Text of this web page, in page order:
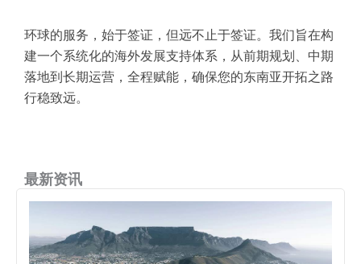
环球的服务，始于签证，但远不止于签证。我们旨在构
建一个系统化的海外发展支持体系，从前期规划、中期
落地到长期运营，全程赋能，确保您的东南亚开拓之路
行稳致远。
最新资讯